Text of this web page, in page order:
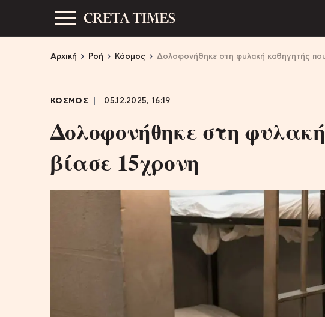
Αρχική Ροή Κόσμος Δολοφονήθηκε στη φυλακή καθηγητής που
ΚΟΣΜΟΣ 05.12.2025, 16:19
Δολοφονήθηκε στη
βίασε 15χρονη